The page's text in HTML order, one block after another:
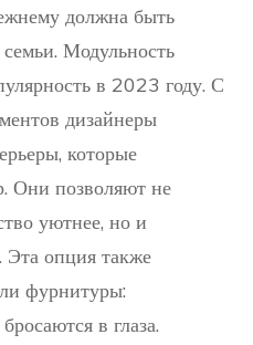
должна быть
Модульность
в 2023 году. С
дизайнеры
которые
Они позволяют не
уютнее, но и
Эта опция также
фурнитуры:
в глаза.